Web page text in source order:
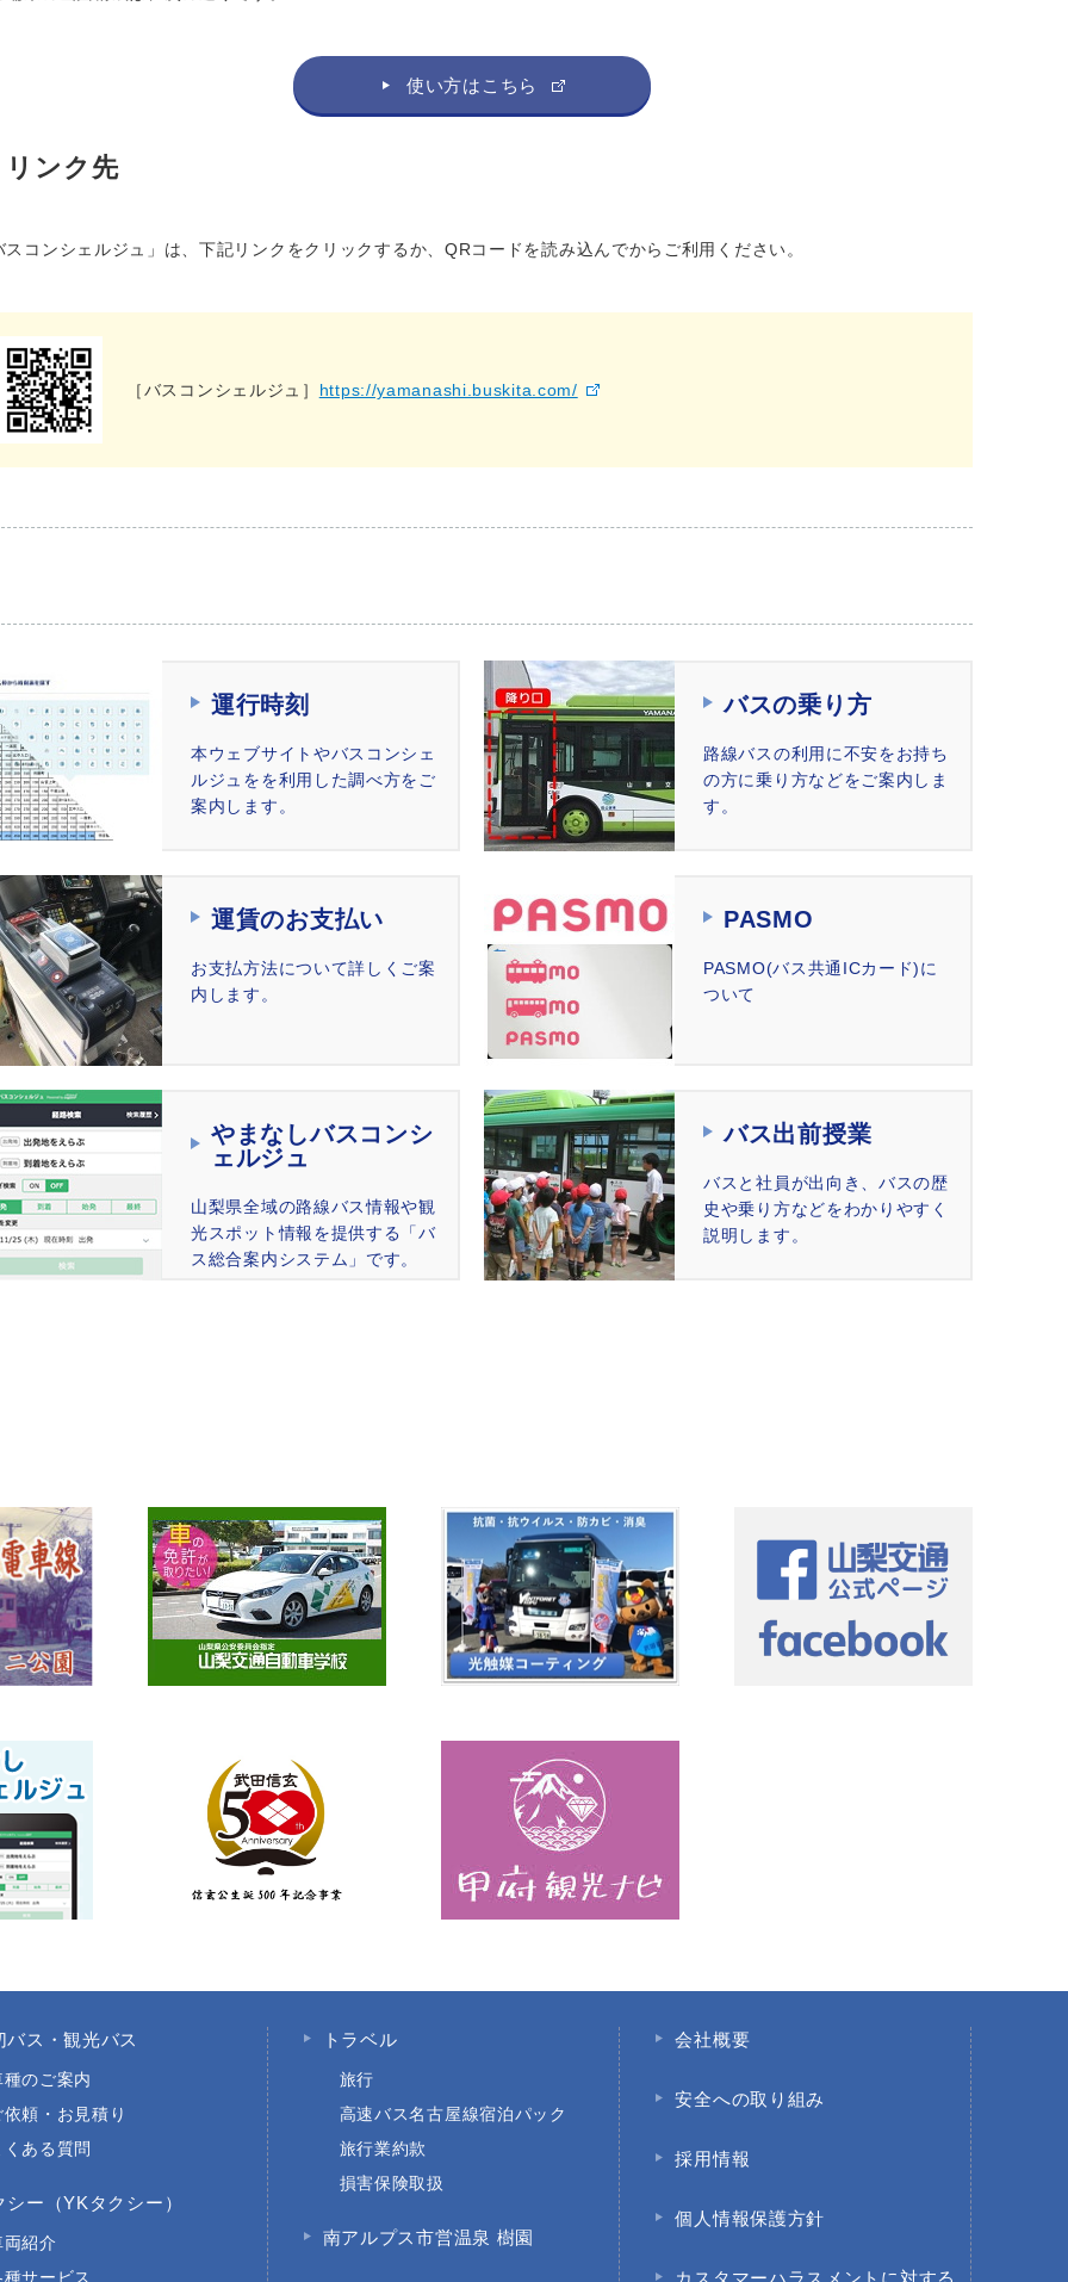
使い方はこちら
リンク先
スコンシェルジュ」は、下記リンクをクリックするか、QRコードを読み込んでからご利用ください。
［バスコンシェルジュ］ https://yamanashi.buskita.com/
運行時刻
本ウェブサイトやバスコンシェ
ルジュをを利用した調べ方をご
案内します。
バスの乗り方
路線バスの利用に不安をお持ち
の方に乗り方などをご案内しま
す。
運賃のお支払い
お⽀払⽅法について詳しくご案
内します。
PASMO
PASMO(バス共通ICカード)に
ついて
やまなしバスコンシ
ェルジュ
山梨県全域の路線バス情報や観
光スポット情報を提供する「バ
ス総合案内システム」です。
バス出前授業
バスと社員が出向き、バスの歴
史や乗り方などをわかりやすく
説明します。
バス・観光バス
種のご案内
依頼・お見積り
くある質問
シー（YKタクシー）
両紹介
種サービス
トラベル
旅行
高速バス名古屋線宿泊パック
旅行業約款
損害保険取扱
南アルプス市営温泉 樹園
会社概要
安全への取り組み
採用情報
個人情報保護方針
カスタマーハラスメントに対する